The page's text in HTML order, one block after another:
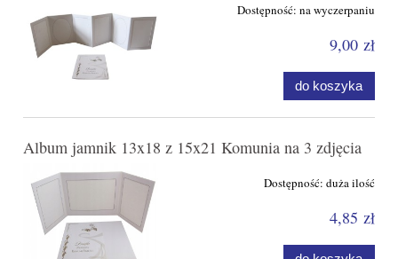
Dostępność: na wyczerpaniu
9,00 zł
do koszyka
Album jamnik 13x18 z 15x21 Komunia na 3 zdjęcia
Dostępność: duża ilość
4,85 zł